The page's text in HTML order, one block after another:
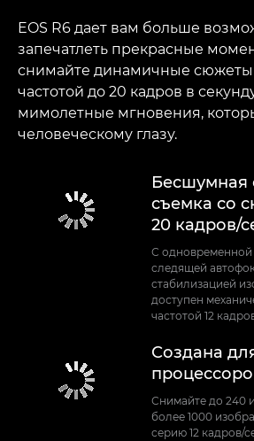
EOS R6 дает вам больше
запечатлеть прекрасные
снимайте динамичные сюжеты
частотой до 20 кадров в
мимолетные мгновения,
человеческому глазу.
Бесшумная
съемка со
20 кадров/
С одновременной
следящей
стабилизацией
доступен
частотой 12
Создана
Снимайте до 240
более 1000
серию 12 кадров/